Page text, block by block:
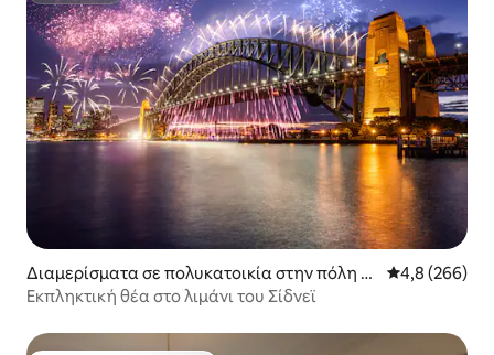
Διαμερίσματα σε πολυκατοικία στην πόλη Ki
rribilli
Μέση
4,8 (266)
Εκπληκτική θέα στο λιμάνι του Σίδνεϊ